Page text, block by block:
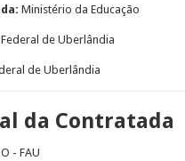
Ministério da Educação
de Uberlândia
de Uberlândia
da Contratada
- FAU